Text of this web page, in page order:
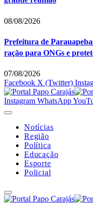
08/08/2026
Prefeitura de
ração para ONGs e
07/08/2026
Facebook X (Twitter)
Instagram WhatsApp
Notícias
Região
Política
Educação
Esporte
Policial